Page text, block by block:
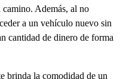
Además, al no
a un vehículo nuevo sin
cantidad de dinero de forma
brinda la comodidad de un